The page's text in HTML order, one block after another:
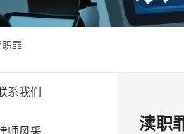
职罪
系我们
师风采 渎职